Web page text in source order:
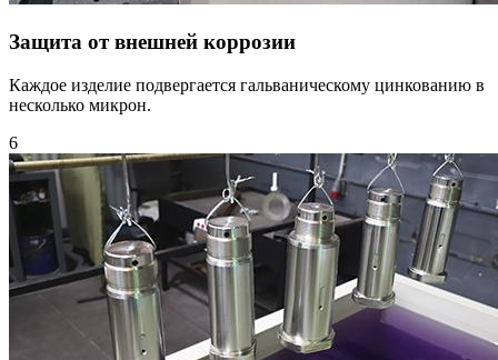
Защита от внешней коррозии
Каждое изделие подвергается гальваническому цинкованию в
несколько микрон.
6